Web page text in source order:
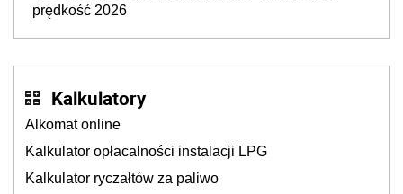
prędkość 2026
Kalkulatory
Alkomat online
Kalkulator opłacalności instalacji LPG
Kalkulator ryczałtów za paliwo